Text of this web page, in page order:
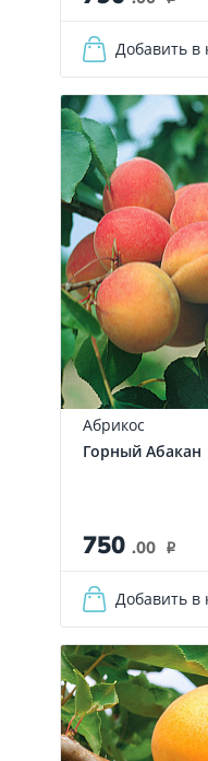
Добавить в
Абрикос
Горный Абакан
750 .00 i
Добавить в